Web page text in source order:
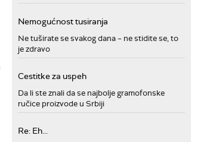
Nemogućnost tusiranja
Ne tuširate se svakog dana – ne stidite se, to
je zdravo
Cestitke za uspeh
Da li ste znali da se najbolje gramofonske
ručice proizvode u Srbiji
Re: Eh...